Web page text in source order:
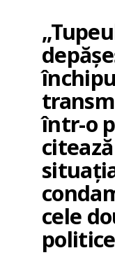
într-o
cele